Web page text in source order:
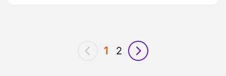
vorig
1 2
volgende